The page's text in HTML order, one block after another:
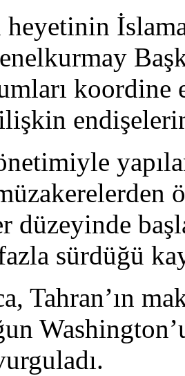
düzeyinde
sürdüğü
Tahran’ın